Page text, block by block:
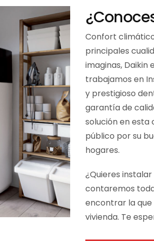
Confort
principales
imaginas, Daikin
trabajamos en
y prestigioso
garantía de
solución en esta
público por su
hogares.
¿Quieres instalar
contaremos
encontrar la que
vivienda. Te